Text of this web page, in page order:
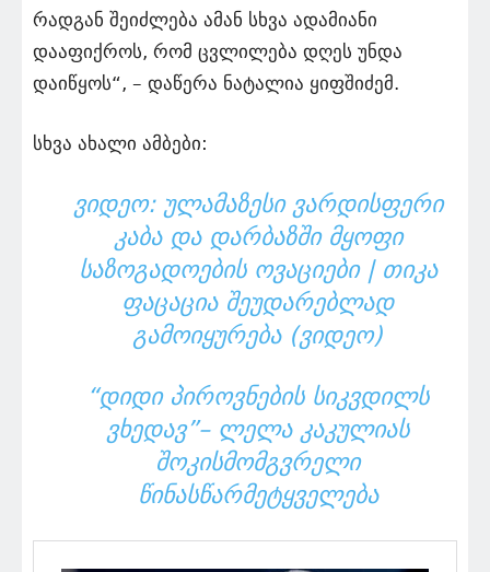
რადგან შეიძლება ამან სხვა ადამიანი
დააფიქროს, რომ ცვლილება დღეს უნდა
დაიწყოს“, – დაწერა ნატალია ყიფშიძემ.
სხვა ახალი ამბები:
ᲕᲘᲓᲔᲝ: ᲣᲚᲐᲛᲐᲖᲔᲡᲘ ᲕᲐᲠᲓᲘᲡᲤᲔᲠᲘ
ᲙᲐᲑᲐ ᲓᲐ ᲓᲐᲠᲑᲐᲖᲨᲘ ᲛᲧᲝᲤᲘ
ᲡᲐᲖᲝᲒᲐᲓᲝᲔᲑᲘᲡ ᲝᲕᲐᲪᲘᲔᲑᲘ | ᲗᲘᲙᲐ
ᲤᲐᲪᲐᲪᲘᲐ ᲨᲔᲣᲓᲐᲠᲔᲑᲚᲐᲓ
ᲒᲐᲛᲝᲘᲧᲣᲠᲔᲑᲐ (ᲕᲘᲓᲔᲝ)
“ᲓᲘᲓᲘ ᲞᲘᲠᲝᲕᲜᲔᲑᲘᲡ ᲡᲘᲙᲕᲓᲘᲚᲡ
ᲕᲮᲔᲓᲐᲕ”– ᲚᲔᲚᲐ ᲙᲐᲙᲣᲚᲘᲐᲡ
ᲨᲝᲙᲘᲡᲛᲝᲛᲒᲕᲠᲔᲚᲘ
ᲬᲘᲜᲐᲡᲬᲐᲠᲛᲔᲢᲧᲕᲔᲚᲔᲑᲐ